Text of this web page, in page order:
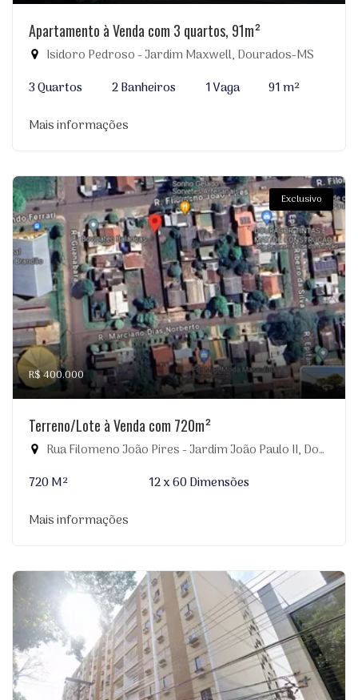
Apartamento à Venda com 3 quartos, 91m²
Isidoro Pedroso - Jardim Maxwell, Dourados-MS
3 Quartos
2 Banheiros 1 Vaga
91 m²
Mais informações
Exclusivo
R$ 400.000
Terreno/Lote à Venda com 720m²
Rua Filomeno João Pires - Jardim João Paulo II, Dourados-MS
720 M²
12 x 60 Dimensões
Mais informações